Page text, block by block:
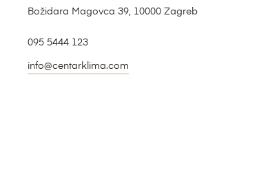
Božidara Magovca 39, 10000 Zagreb
095 5444 123
info@centarklima.com